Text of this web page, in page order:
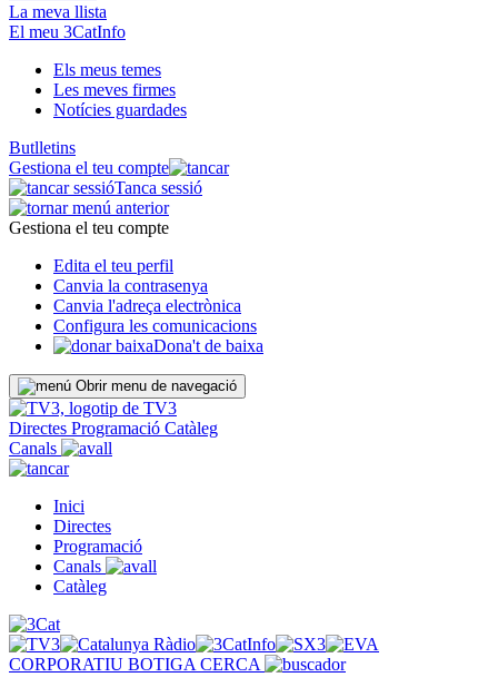
La meva llista
El meu 3CatInfo
Els meus temes
Les meves firmes
Notícies guardades
Butlletins
Gestiona el teu compte
Tanca sessió
Gestiona el teu compte
Edita el teu perfil
Canvia la contrasenya
Canvia l'adreça electrònica
Configura les comunicacions
Dona't de baixa
Obrir menu de navegació
Directes Programació Catàleg
Canals
Inici
Directes
Programació
Canals
Catàleg
CORPORATIU BOTIGA CERCA